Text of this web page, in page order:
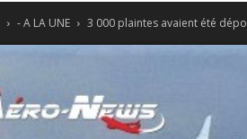
- A LA UNE 3 000 plaintes avaient été